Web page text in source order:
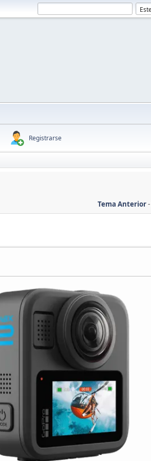
Registrarse
Tema Anterior-